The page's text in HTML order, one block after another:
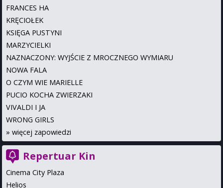
FRANCES HA
KRĘCIOŁEK
KSIĘGA PUSTYNI
MARZYCIELKI
NAZNACZONY: WYJŚCIE Z MROCZNEGO WYMIARU
NOWA FALA
O CZYM WIE MARIELLE
PUCIO KOCHA ZWIERZAKI
VIVALDI I JA
WRONG GIRLS
» więcej zapowiedzi
Repertuar Kin
Cinema City Plaza
Helios